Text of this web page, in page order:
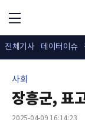
전체기사 데이터이슈
사회
장흥군, 표